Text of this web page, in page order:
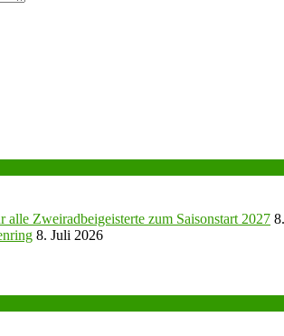
Zweiradbeigeisterte zum Saisonstart 2027
8. Juli 2026